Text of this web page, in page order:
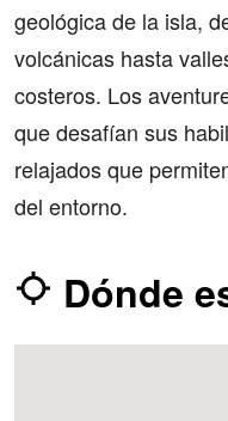
geológica de la isla,
volcánicas hasta
costeros. Los
que desafían sus
relajados que
del entorno.
Dónde